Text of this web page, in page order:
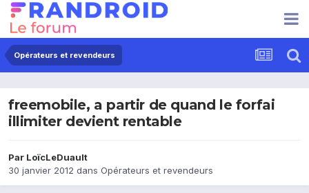
Opérateurs et revendeurs
freemobile, a partir de quand le forfai
illimiter devient rentable
Par LoïcLeDuault
30 janvier 2012 dans Opérateurs et revendeurs